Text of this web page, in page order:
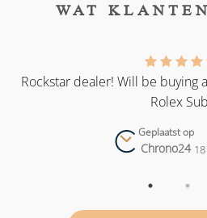
WAT
Rockstar dealer! Will be buying
Rolex
Geplaatst op
Chrono24